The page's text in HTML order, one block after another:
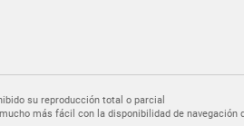
su reproducción total o parcial
más fácil con la disponibilidad de navegación